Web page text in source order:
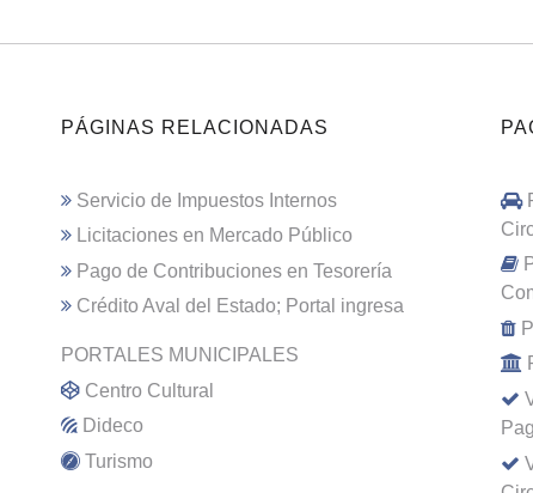
PÁGINAS RELACIONADAS
Servicio de Impuestos Internos
Licitaciones en Mercado Público
Pago de Contribuciones en Tesorería
Crédito Aval del Estado; Portal ingresa
PORTALES MUNICIPALES
Centro Cultural
Dideco
Turismo